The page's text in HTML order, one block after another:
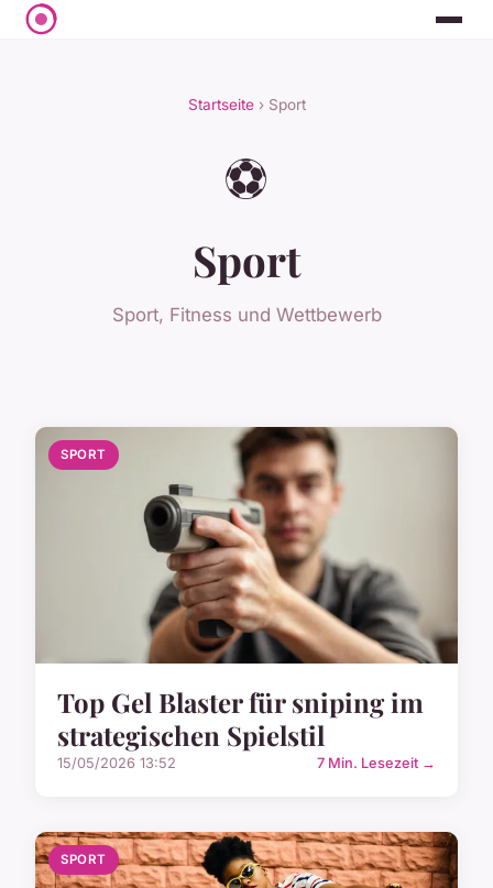
Startseite› Sport
⚽
Sport
Sport, Fitness und Wettbewerb
SPORT
Top Gel Blaster für sniping im
strategischen Spielstil
15/05/2026 13:52 7 Min. Lesezeit →
SPORT